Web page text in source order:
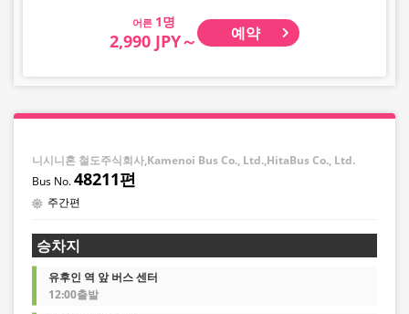
어른
2,990 JPY～ 예약
니시니혼 철도주식회사,Kamenoi Bus Co., Ltd.,HitaBus Co., Ltd.
48211편
주간편
승차지
유후인 역 앞 버스 센터
12:00출발